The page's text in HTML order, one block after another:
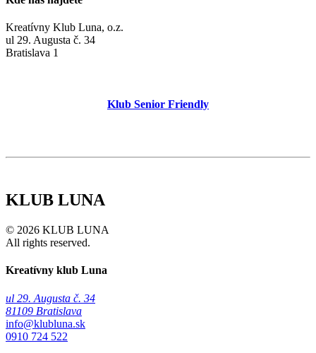
Kreatívny Klub Luna, o.z.
ul 29. Augusta č. 34
Bratislava 1
Klub Senior Friendly
KLUB LUNA
© 2026 KLUB LUNA
All rights reserved.
Kreatívny klub Luna
ul 29. Augusta č. 34
81109 Bratislava
info@klubluna.sk
0910 724 522